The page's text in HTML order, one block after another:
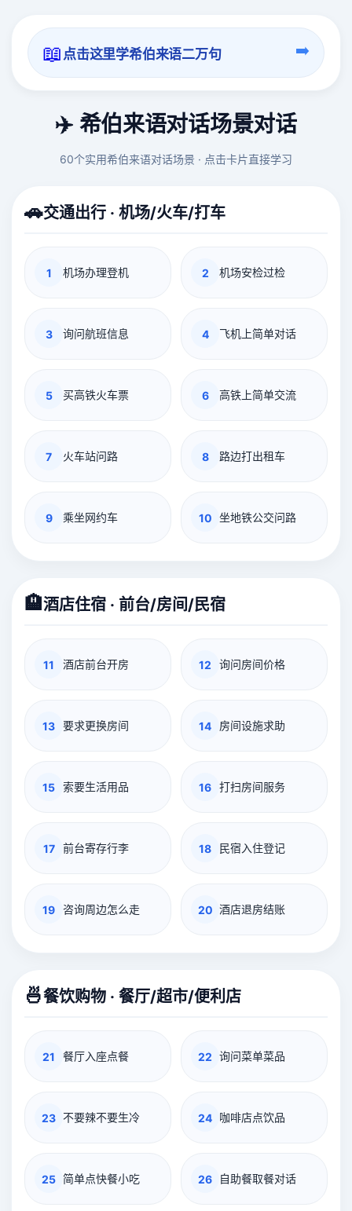
📖 点击这里学希伯来语二万句 ➡️
✈️ 希伯来语对话场景对话
60个实用希伯来语对话场景 · 点击卡片直接学习
🚗交通出行 · 机场/火车/打车
1 机场办理登机 2 机场安检过检
3 询问航班信息 4 飞机上简单对话
5 买高铁火车票 6 高铁上简单交流
7 火车站问路 8 路边打出租车
9 乘坐网约车 10 坐地铁公交问路
🏨酒店住宿 · 前台/房间/民宿
11 酒店前台开房 12 询问房间价格
13 要求更换房间 14 房间设施求助
15 索要生活用品 16 打扫房间服务
17 前台寄存行李 18 民宿入住登记
19 咨询周边怎么走 20 酒店退房结账
🍜餐饮购物 · 餐厅/超市/便利店
21 餐厅入座点餐 22 询问菜单菜品
23 不要辣不要生冷 24 咖啡店点饮品
25 简单点快餐小吃 26 自助餐取餐对话